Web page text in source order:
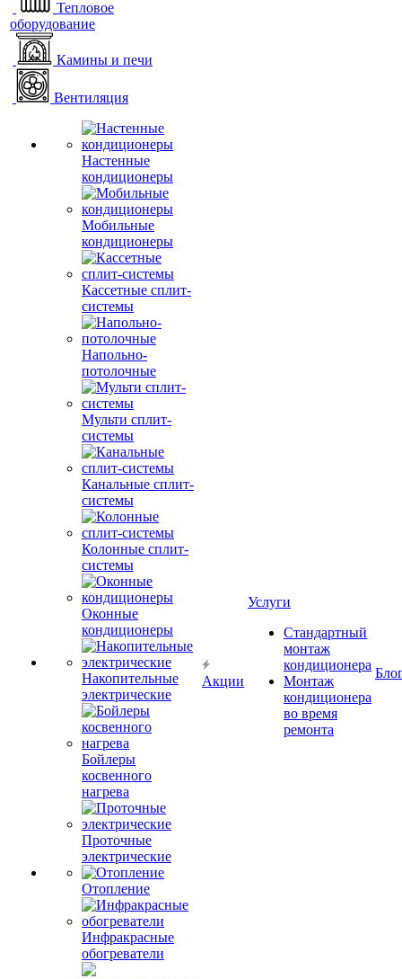
Тепловое
оборудование
Камины и печи
Вентиляция
Настенные
кондиционеры
Мобильные
кондиционеры
Кассетные сплит-
системы
Напольно-
потолочные
Мульти сплит-
системы
Канальные сплит-
системы
Колонные сплит-
системы
Оконные
кондиционеры
Накопительные
электрические
Бойлеры
косвенного
нагрева
Проточные
электрические
Отопление
Инфракрасные
обогреватели
Акции
Услуги
Стандартный
монтаж
кондиционера
Монтаж
кондиционера
во время
ремонта